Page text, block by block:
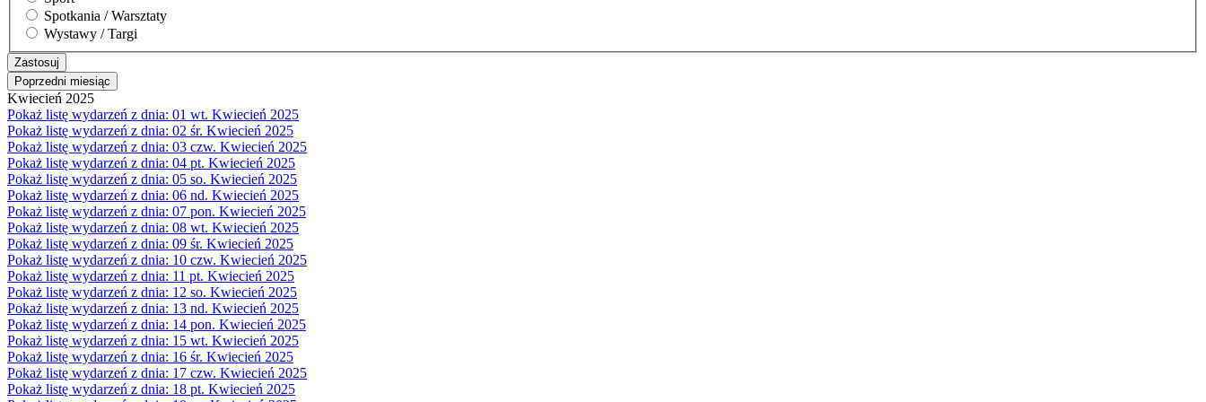
Spotkania / Warsztaty
Wystawy / Targi
Poprzedni miesiąc
Kwiecień 2025
Pokaż listę wydarzeń z dnia: 01 wt. Kwiecień 2025
Pokaż listę wydarzeń z dnia: 02 śr. Kwiecień 2025
Pokaż listę wydarzeń z dnia: 03 czw. Kwiecień 2025
Pokaż listę wydarzeń z dnia: 04 pt. Kwiecień 2025
Pokaż listę wydarzeń z dnia: 05 so. Kwiecień 2025
Pokaż listę wydarzeń z dnia: 06 nd. Kwiecień 2025
Pokaż listę wydarzeń z dnia: 07 pon. Kwiecień 2025
Pokaż listę wydarzeń z dnia: 08 wt. Kwiecień 2025
Pokaż listę wydarzeń z dnia: 09 śr. Kwiecień 2025
Pokaż listę wydarzeń z dnia: 10 czw. Kwiecień 2025
Pokaż listę wydarzeń z dnia: 11 pt. Kwiecień 2025
Pokaż listę wydarzeń z dnia: 12 so. Kwiecień 2025
Pokaż listę wydarzeń z dnia: 13 nd. Kwiecień 2025
Pokaż listę wydarzeń z dnia: 14 pon. Kwiecień 2025
Pokaż listę wydarzeń z dnia: 15 wt. Kwiecień 2025
Pokaż listę wydarzeń z dnia: 16 śr. Kwiecień 2025
Pokaż listę wydarzeń z dnia: 17 czw. Kwiecień 2025
Pokaż listę wydarzeń z dnia: 18 pt. Kwiecień 2025